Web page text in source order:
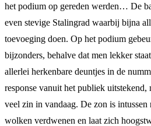
het podium op gereden werden… De
even stevige Stalingrad waarbij bijna
toevoeging doen. Op het podium
bijzonders, behalve dat men lekker
allerlei herkenbare deuntjes in de
response vanuit het publiek uitstekend,
veel zin in vandaag. De zon is intussen
wolken verdwenen en laat zich